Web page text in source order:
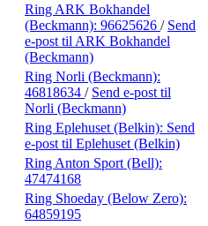
Ring ARK Bokhandel
(Beckmann): 96625626 / Send
e-post til ARK Bokhandel
(Beckmann)
Ring Norli (Beckmann):
46818634 / Send e-post til
Norli (Beckmann)
Ring Eplehuset (Belkin): Send
e-post til Eplehuset (Belkin)
Ring Anton Sport (Bell):
47474168
Ring Shoeday (Below Zero):
64859195